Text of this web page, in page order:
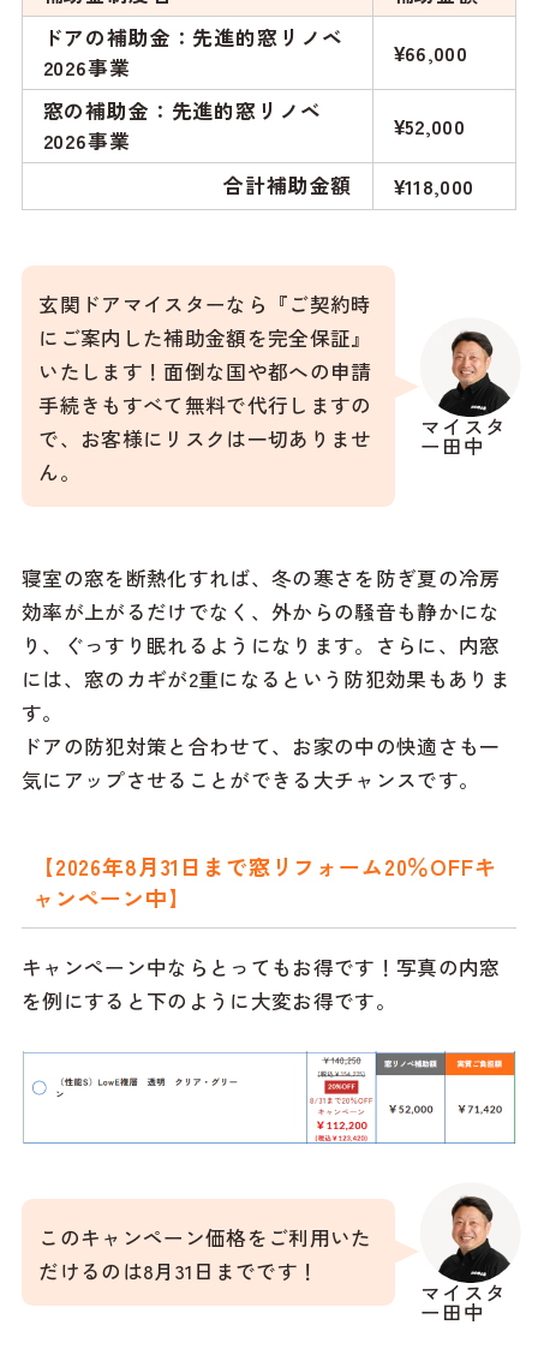
ドアの補助金：先進的窓リノベ
2026事業
¥66,000
窓の補助金：先進的窓リノベ
2026事業
¥52,000
合計補助金額 ¥118,000
マイスタ
ー田中
玄関ドアマイスターなら『ご契約時
にご案内した補助金額を完全保証』
いたします！面倒な国や都への申請
手続きもすべて無料で代行しますの
で、お客様にリスクは一切ありませ
ん。
寝室の窓を断熱化すれば、冬の寒さを防ぎ夏の冷房
効率が上がるだけでなく、外からの騒音も静かにな
り、ぐっすり眠れるようになります。さらに、内窓
には、窓のカギが2重になるという防犯効果もありま
す。
ドアの防犯対策と合わせて、お家の中の快適さも一
気にアップさせることができる大チャンスです。
【2026年8月31日まで窓リフォーム20％OFFキ
ャンペーン中】
キャンペーン中ならとってもお得です！写真の内窓
を例にすると下のように大変お得です。
マイスタ
ー田中
このキャンペーン価格をご利用いた
だけるのは8月31日までです！